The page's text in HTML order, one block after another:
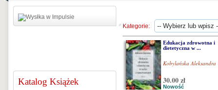
Katalog Książek
Kategorie:
Edukacja zdrowotna i
dietetyczna w ...
Kobylańska Aleksandra
30.00 zł
Nowość